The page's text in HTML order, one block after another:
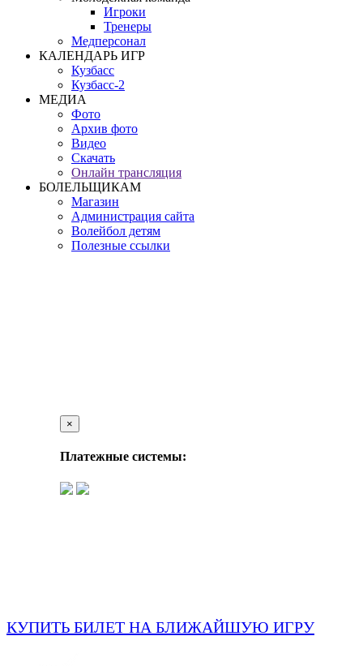
Игроки
Тренеры
Медперсонал
КАЛЕНДАРЬ ИГР
Кузбасс
Кузбасс-2
МЕДИА
Фото
Архив фото
Видео
Скачать
Онлайн трансляция
БОЛЕЛЬЩИКАМ
Магазин
Администрация сайта
Волейбол детям
Полезные ссылки
×
Платежные системы:
КУПИТЬ БИЛЕТ НА БЛИЖАЙШУЮ ИГРУ